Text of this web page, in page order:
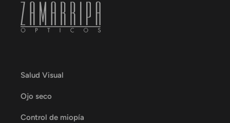
Salud Visual
Ojo seco
Control de miopía